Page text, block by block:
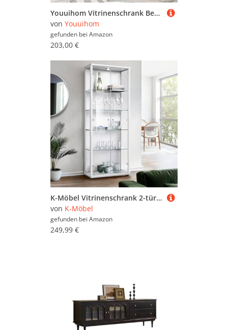
Youuihom Vitrinenschrank Betongrau Holzwerkstoff 82,5x30,5x150 cm mit Glas Regal Schmal für Wohnzimmer Deko Aufbewahrung
von Youuihom
gefunden bei Amazon
203,00 €
K-Möbel Vitrinenschrank 2-türig (176x67x33cm) - Made in Germany - Standvitrine Weiss mit 4 höhenverstellbaren Glasböden & LED - Glasvitrine Stehend - Vitrine Glas - Display Cabinet
von K-Möbel
gefunden bei Amazon
249,99 €